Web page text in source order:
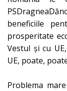
beneficiile
prosperitate
Vestul și cu
UE, poate,
Problema